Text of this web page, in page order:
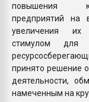
повышения
предприятий на
увеличения их
стимулом для
принято решение
деятельности,
намеченным на